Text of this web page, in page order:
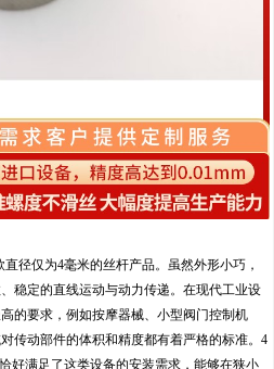
径仅为4毫米的丝杆产品。虽然外形小巧，
稳定的直线运动与动力传递。在现代工业设
的要求，例如按摩器械、小型阀门控制机
传动部件的体积和精度都有着严格的标准。4
好满足了这类设备的安装需求，能够在狭小